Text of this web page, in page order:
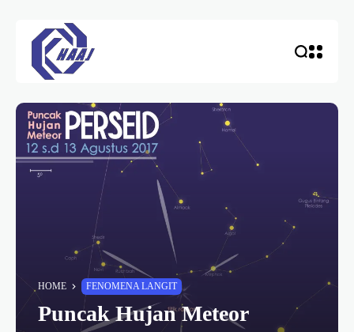
HOME FENOMENA LANGIT
Puncak Hujan Meteor